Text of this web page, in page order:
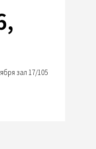
зал 17/105